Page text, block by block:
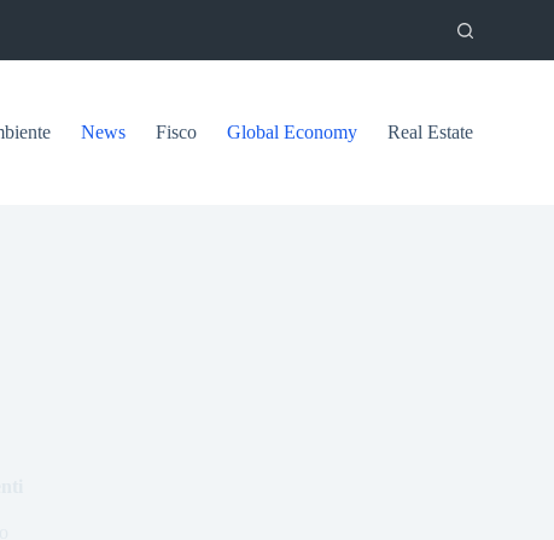
News Fisco Global Economy Real Estate